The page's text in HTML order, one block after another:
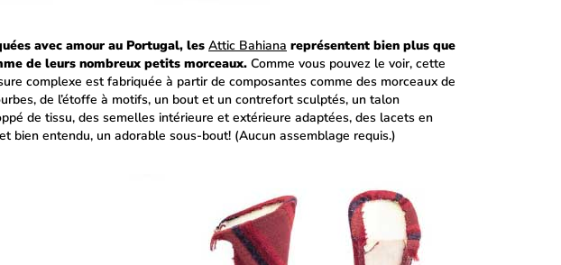
avec amour au Portugal, les Attic Bahiana représentent bien plus que
de leurs nombreux petits morceaux. Comme vous pouvez le voir, cette
complexe est fabriquée à partir de composantes comme des morceaux de
de l’étoffe à motifs, un bout et un contrefort sculptés, un talon
de tissu, des semelles intérieure et extérieure adaptées, des lacets en
bien entendu, un adorable sous-bout! (Aucun assemblage requis.)